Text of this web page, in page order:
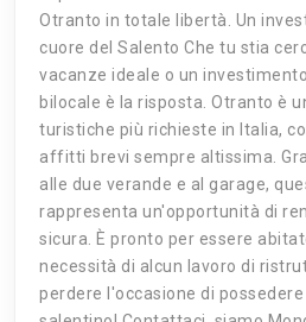
Otranto in totale libertà. Un
cuore del Salento Che tu stia
vacanze ideale o un
bilocale è la risposta. Otranto è
turistiche più richieste in Italia,
affitti brevi sempre altissima.
alle due verande e al garage,
rappresenta un'opportunità di
sicura. È pronto per essere
necessità di alcun lavoro di
perdere l'occasione di